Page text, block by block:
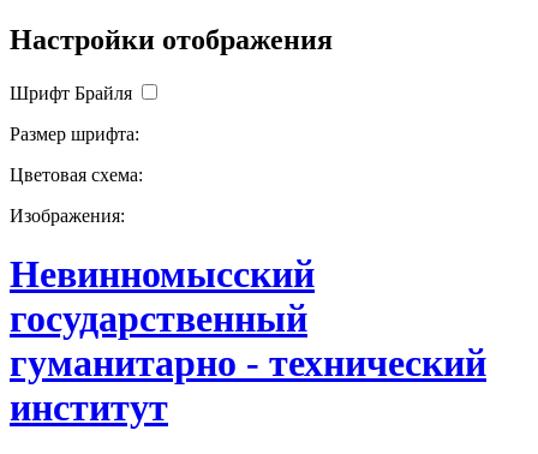
Настройки отображения
Шрифт Брайля
Размер шрифта:
Цветовая схема:
Изображения:
Невинномысский
государственный
гуманитарно - технический
институт